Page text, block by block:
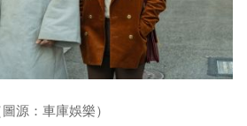
圖源：車庫娛樂）